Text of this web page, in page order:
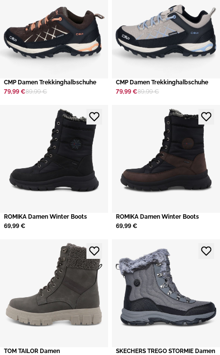
CMP Damen Trekkinghalbschuhe
79,99 €89,99 €
CMP Damen Trekkinghalbschuhe
79,99 €89,99 €
ROMIKA Damen Winter Boots
69,99 €
ROMIKA Damen Winter Boots
69,99 €
TOM TAILOR Damen
SKECHERS TREGO STORMIE Damen